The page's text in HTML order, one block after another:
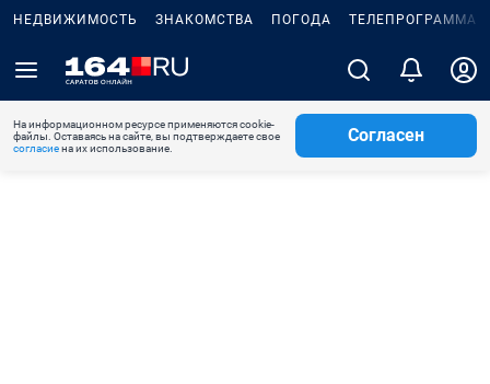
НЕДВИЖИМОСТЬ ЗНАКОМСТВА ПОГОДА ТЕЛЕПРОГРАММА
На информационном ресурсе применяются cookie-
файлы. Оставаясь на сайте, вы подтверждаете свое
согласиена их использование.
Согласен